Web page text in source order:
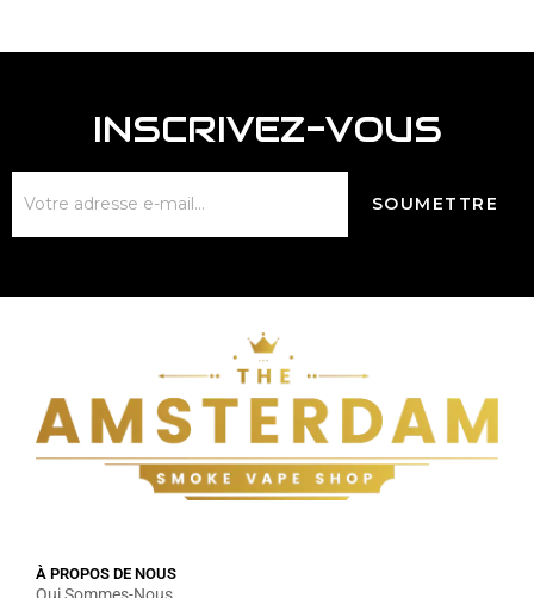
INSCRIVEZ-VOUS
À PROPOS DE NOUS